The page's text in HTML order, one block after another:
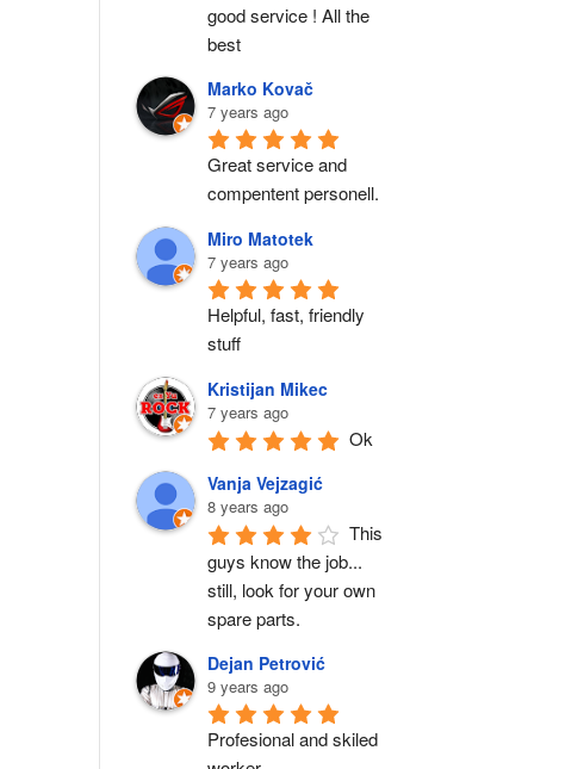
good service ! All the
best
Marko Kovač
7 years ago
Great service and
compentent personell.
Miro Matotek
7 years ago
Helpful, fast, friendly
stuff
Kristijan Mikec
7 years ago
Ok
Vanja Vejzagić
8 years ago
This
guys know the job...
still, look for your own
spare parts.
Dejan Petrović
9 years ago
Profesional and skiled